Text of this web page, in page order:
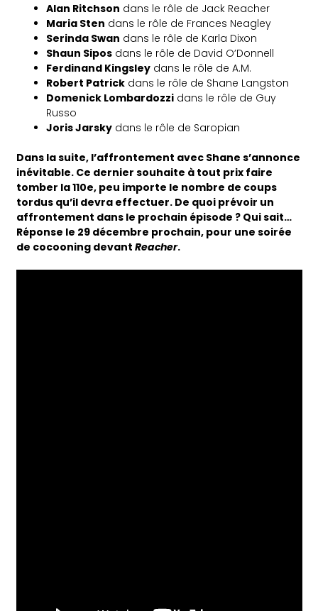
Alan Ritchson dans le rôle de Jack Reacher
Maria Sten dans le rôle de Frances Neagley
Serinda Swan dans le rôle de Karla Dixon
Shaun Sipos dans le rôle de David O’Donnell
Ferdinand Kingsley dans le rôle de A.M.
Robert Patrick dans le rôle de Shane Langston
Domenick Lombardozzi dans le rôle de Guy
Russo
Joris Jarsky dans le rôle de Saropian
Dans la suite, l’affrontement avec Shane s’annonce
inévitable. Ce dernier souhaite à tout prix faire
tomber la 110e, peu importe le nombre de coups
tordus qu’il devra effectuer. De quoi prévoir un
affrontement dans le prochain épisode ? Qui sait…
Réponse le 29 décembre prochain, pour une soirée
de cocooning devantReacher.